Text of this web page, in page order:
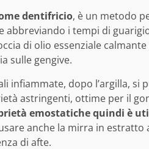
dentifricio, è un metodo
abbreviando i tempi di
di olio essenziale
sulle gengive.
infiammate, dopo l’argilla, si
astringenti, ottime per il
emostatiche quindi è
anche la mirra in estratto
di afte.